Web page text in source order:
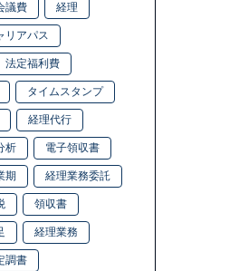
議費 経理
リアパス
法定福利費
タイムスタンプ
経理代行
析 電子領収書
期 経理業務委託
領収書
経理業務
調書